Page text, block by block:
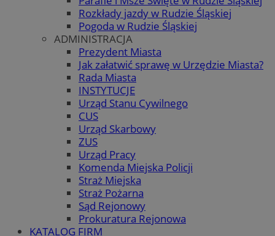
Rozkłady jazdy w Rudzie Śląskiej
Pogoda w Rudzie Śląskiej
ADMINISTRACJA
Prezydent Miasta
Jak załatwić sprawę w Urzędzie Miasta?
Rada Miasta
INSTYTUCJE
Urząd Stanu Cywilnego
CUS
Urząd Skarbowy
ZUS
Urząd Pracy
Komenda Miejska Policji
Straż Miejska
Straż Pożarna
Sąd Rejonowy
Prokuratura Rejonowa
KATALOG FIRM